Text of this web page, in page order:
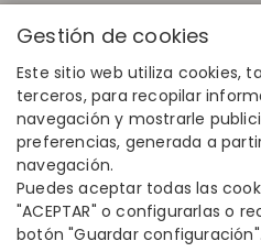
Gestión de cookies
Este sitio web utiliza cookies,
terceros, para recopilar
navegación y mostrarle
preferencias, generada a
navegación.
Puedes aceptar todas las
"ACEPTAR" o configurarlas o
botón "Guardar configuración".
ENLACES RAPIDOS
Calcula tu talla
Encuentra tu tienda
Únete al directorio